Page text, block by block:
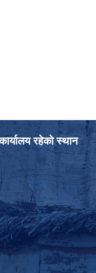
रहेको स्थान